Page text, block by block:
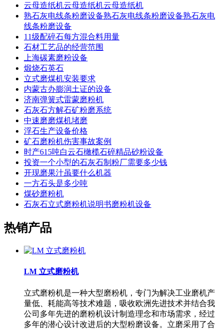
云母造纸机云母造纸机云母造纸机
熟石灰电线条粉磨设备熟石灰电线条粉磨设备熟石灰电
线条粉磨设备
11级配碎石每方混合料用量
石材工艺品的经营范围
上海碳素磨粉设备
煅烧石英石
立式磨煤机安装要求
内蒙古办膨润土证的设备
济南弹簧式雷蒙磨粉机
石灰石方解石矿粉磨系统
中速磨磨煤机堵磨
浮石生产设备价格
矿石磨粉机伤害事故案例
时产615吨白云石橄榄石碎精品砂粉设备
投资一个小型的石灰石制粉厂需要多少钱
开现磨果汁虽要什么机器
一方石头是多少吨
煤砂磨粉机
石灰石立式磨粉机说明书磨粉机设备
热销产品
LM 立式磨粉机
立式磨粉机是一种大型磨粉机，专门为解决工业磨机产
量低、耗能高等技术难题，吸收欧洲先进技术并结合我
公司多年先进的磨粉机设计制造理念和市场需求，经过
多年的潜心设计改进后的大型粉磨设备。立磨采用了合